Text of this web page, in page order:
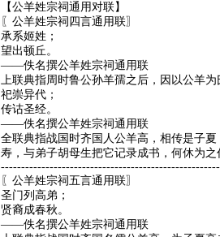
【公羊姓宗祠通用对联】
〖公羊姓宗祠四言通用联〗
承系姬姓；
望出顿丘。
——佚名撰公羊姓宗祠通用联
上联典指周时鲁公孙羊孺之后，因以公羊
祀崇异代；
传诂圣经。
——佚名撰公羊姓宗祠通用联
全联典指战国时齐国人公羊高，相传是子
寿，与弟子胡母生把它记录成书，何休为
〖公羊姓宗祠五言通用联〗
圣门列高弟；
贤裔成春秋。
——佚名撰公羊姓宗祠通用联